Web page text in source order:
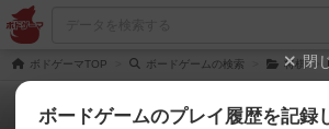
ボドゲーマTOP ボードゲームの検索 将棋閉
ボードゲームのプレイ履歴を記録